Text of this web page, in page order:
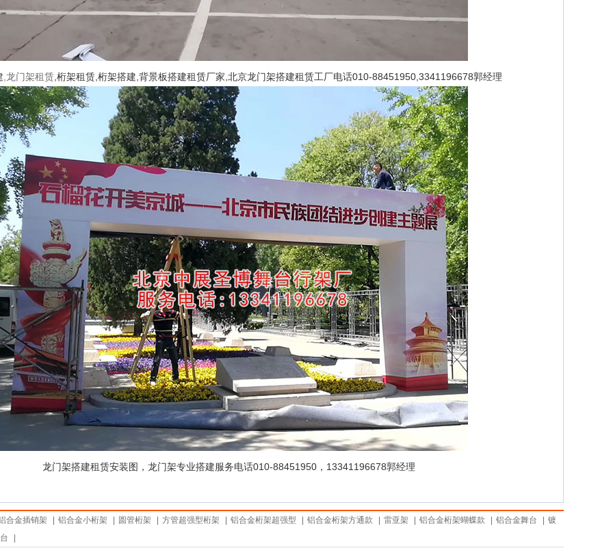
,龙门架租赁,桁架租赁,桁架搭建,背景板搭建租赁厂家,北京龙门架搭建租赁工厂电话010-88451950,3341196678郭经理
龙门架搭建租赁安装图，龙门架专业搭建服务电话010-88451950，13341196678郭经理
合金插销架 铝合金小桁架 圆管桁架 方管超强型桁架 铝合金桁架超强型 铝合金桁架方通款 雷亚架 铝合金桁架蝴蝶款 铝合金舞台
镀